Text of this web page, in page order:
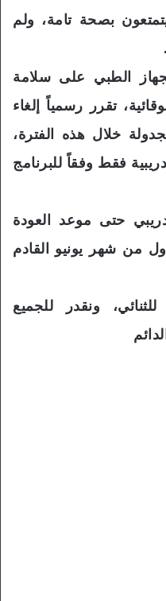
بصحة تامة، ولم
الطبي على سلامة
تقرر رسمياً إلغاء
خلال هذه الفترة،
فقط وفقاً للبرنامج
حتى موعد العودة
من شهر يونيو القادم
ونقدر للجميع